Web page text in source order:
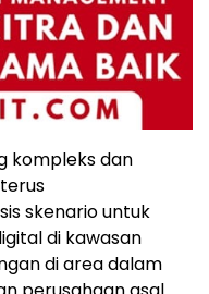
kompleks dan
skenario untuk
di kawasan
di area dalam